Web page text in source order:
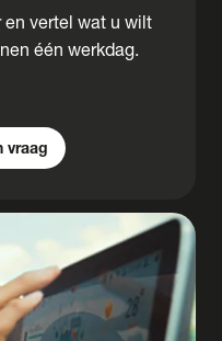
vertel wat u wilt
één werkdag.
vraag